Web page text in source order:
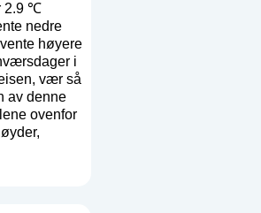
2.9 ℃
nedre
høyere
i
vær så
av denne
ovenfor